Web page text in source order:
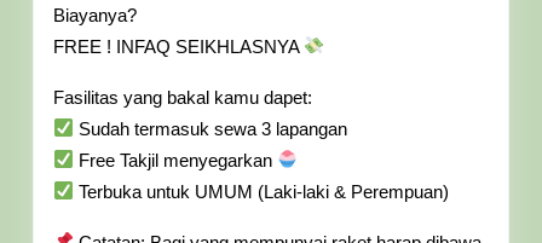
Biayanya?
FREE ! INFAQ SEIKHLASNYA
Fasilitas yang bakal kamu dapet:
Sudah termasuk sewa 3 lapangan
Free Takjil menyegarkan
Terbuka untuk UMUM (Laki-laki & Perempuan)